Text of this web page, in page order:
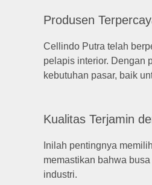
Produsen
Cellindo Putra telah
pelapis interior. Dengan
kebutuhan pasar, baik
Kualitas Terjamin
Inilah pentingnya
memastikan bahwa
industri.